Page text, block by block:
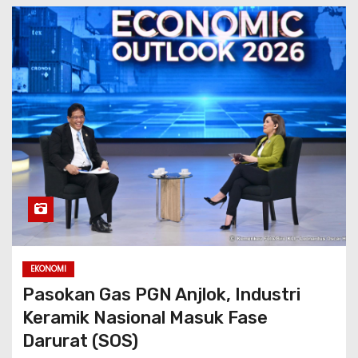
EKONOMI
Pasokan Gas PGN Anjlok, Industri
Keramik Nasional Masuk Fase
Darurat (SOS)